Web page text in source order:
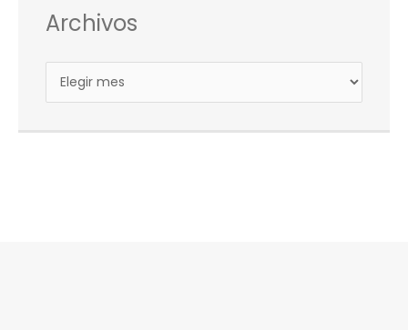
Archivos